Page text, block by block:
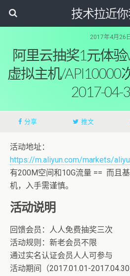
技术拉近你
2017年4月26日
阿里云抽奖1元体验
虚拟主机/API10000
2017-04-
分享 推文
活动地址：
https://m.aliyun.com/markets/
有200M空间和10G流量 == 而且
机，入手需谨慎。
活动说明
回馈会员：人人免费抽奖三次
活动规则：新老会员不限
通过实名认证会员人人可参与
活动期间（2017.01.01-